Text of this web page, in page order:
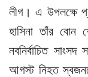
লীগ। এ উপলক্ষে
হাসিনা তাঁর বোন
নবনির্বাচিত
আগস্ট নিহত